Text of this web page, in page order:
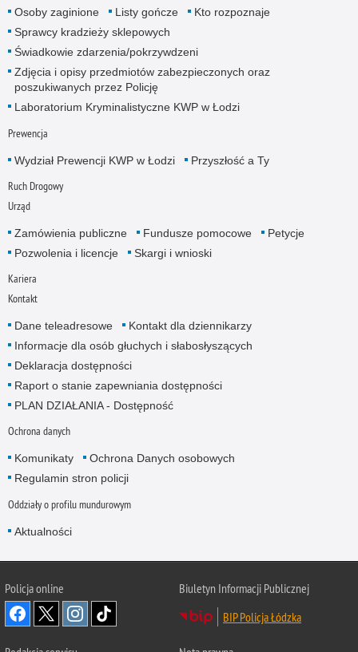
Osoby zaginione Listy gończe
Kto rozpoznaje
Sprawcy kradzieży sklepowych
Świadkowie zdarzenia/pokrzywdzeni
Zdjęcia i opisy przedmiotów zabezpieczonych oraz
poszukiwanych przez Policję
Laboratorium Kryminalistyczne KWP w Łodzi
Prewencja
Wydział Prewencji KWP w Łodzi Przyszłość a Ty
Ruch Drogowy
Urząd
Zamówienia publiczne Fundusze pomocowe
Petycje
Pozwolenia i licencje
Skargi i wnioski
Kariera
Kontakt
Dane teleadresowe
Kontakt dla dziennikarzy
Informacje dla osób głuchych i słabosłyszących
Deklaracja dostępności
Raport o stanie zapewniania dostępności
PLAN DZIAŁANIA - Dostępność
Ochrona danych
Komunikaty
Ochrona Danych osobowych
Regulamin stron policji
Oddziały o profilu mundurowym
Aktualności
Policja online
Biuletyn Informacji Publicznej
BIP Policja Łódzka